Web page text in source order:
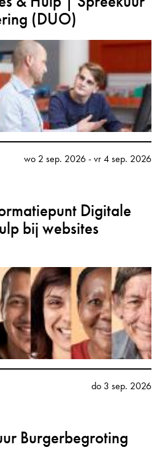
(DUO)
wo 2 sep. 2026-vr 4 sep. 2026
Digitale
bij websites
do 3 sep. 2026
Burgerbegroting